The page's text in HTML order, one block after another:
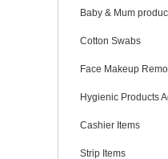
Baby & Mum
Cotton Swabs
Face Makeup
Hygienic Products
Cashier Items
Strip Items